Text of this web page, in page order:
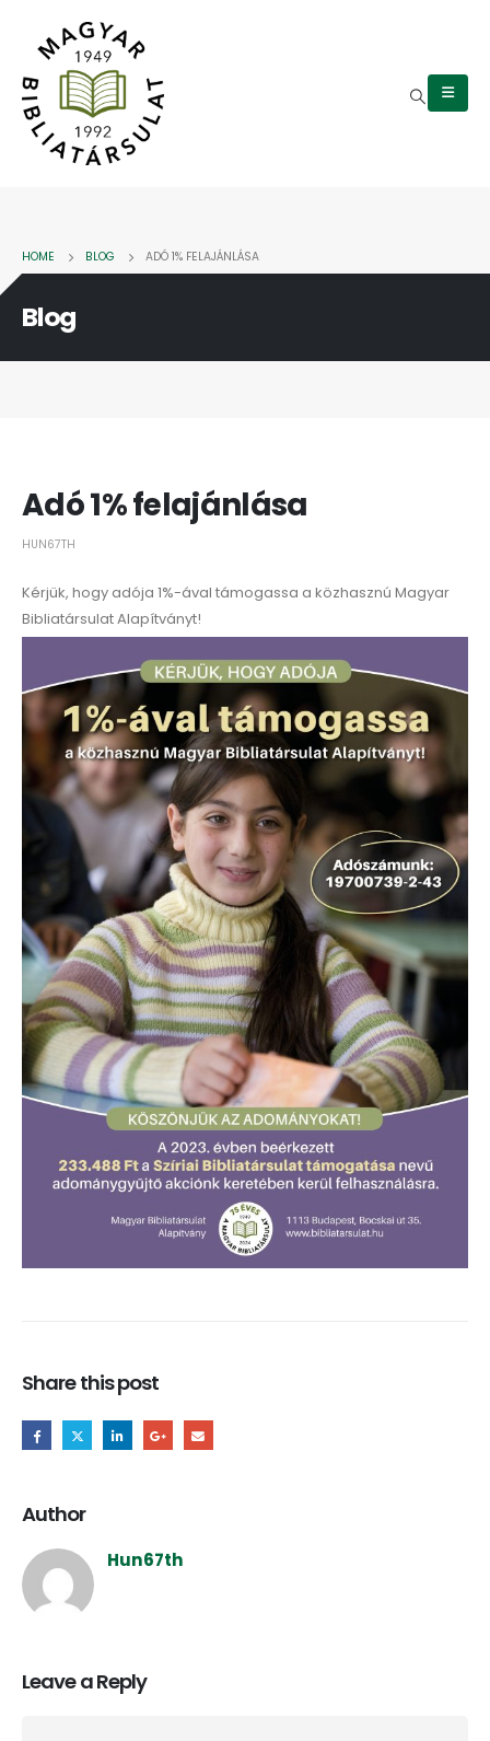
HOME BLOG ADÓ 1% FELAJÁNLÁSA
Blog
Adó 1% felajánlása
HUN67TH
Kérjük, hogy adója 1%-ával támogassa a közhasznú Magyar
Bibliatársulat Alapítványt!
Share this post
Author
Hun67th
Leave a Reply